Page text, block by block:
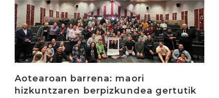
Aotearoan barrena: maori
hizkuntzaren berpizkundea gertutik
Irakurri